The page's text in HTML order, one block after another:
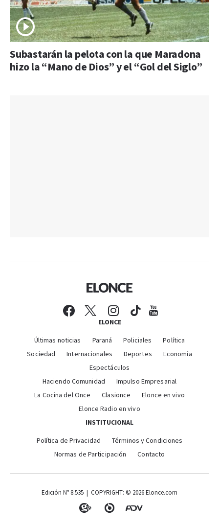
Subastarán la pelota con la que Maradona
hizo la “Mano de Dios” y el “Gol del Siglo”
ELONCE
Últimas noticias Paraná Policiales
Política
Sociedad
Internacionales Deportes
Economía
Espectáculos
Haciendo Comunidad
Impulso Empresarial
La Cocina del Once
Clasionce
Elonce en vivo
Elonce Radio en vivo
INSTITUCIONAL
Política de Privacidad
Términos y Condiciones
Normas de Participación
Contacto
Edición N° 8.535 | COPYRIGHT: © 2026 Elonce.com